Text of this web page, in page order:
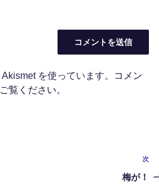
を使っています。
コメン
覧ください。
次
の
次
梅が！